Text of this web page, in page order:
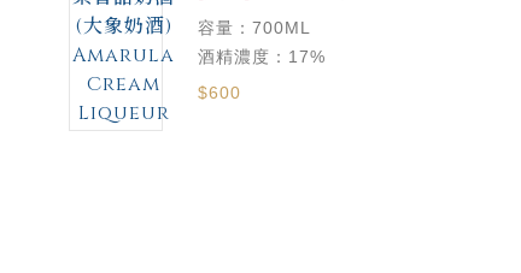
Amarula Cream
Liqueur
容量：700ML
酒精濃度：17%
$600